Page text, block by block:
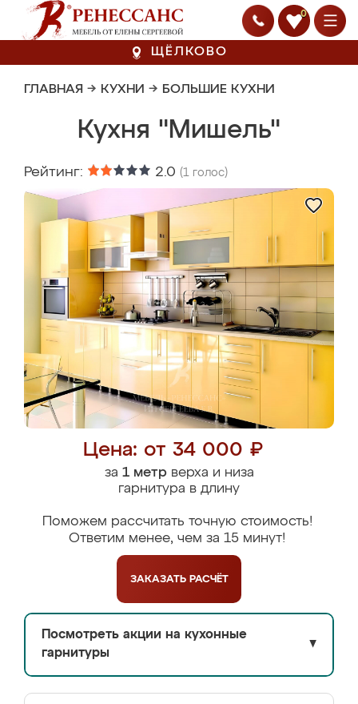
0
ЩЁЛКОВО
ГЛАВНАЯ → КУХНИ → БОЛЬШИЕ КУХНИ
Кухня "Мишель"
Рейтинг: 2.0 (1 голос)
Цена: от 34 000 ₽
за 1 метрверха и низа
гарнитура в длину
Поможем рассчитать точную стоимость!
Ответим менее, чем за 15 минут!
ЗАКАЗАТЬ РАСЧЁТ
Посмотреть акции на кухонные
гарнитуры
▼